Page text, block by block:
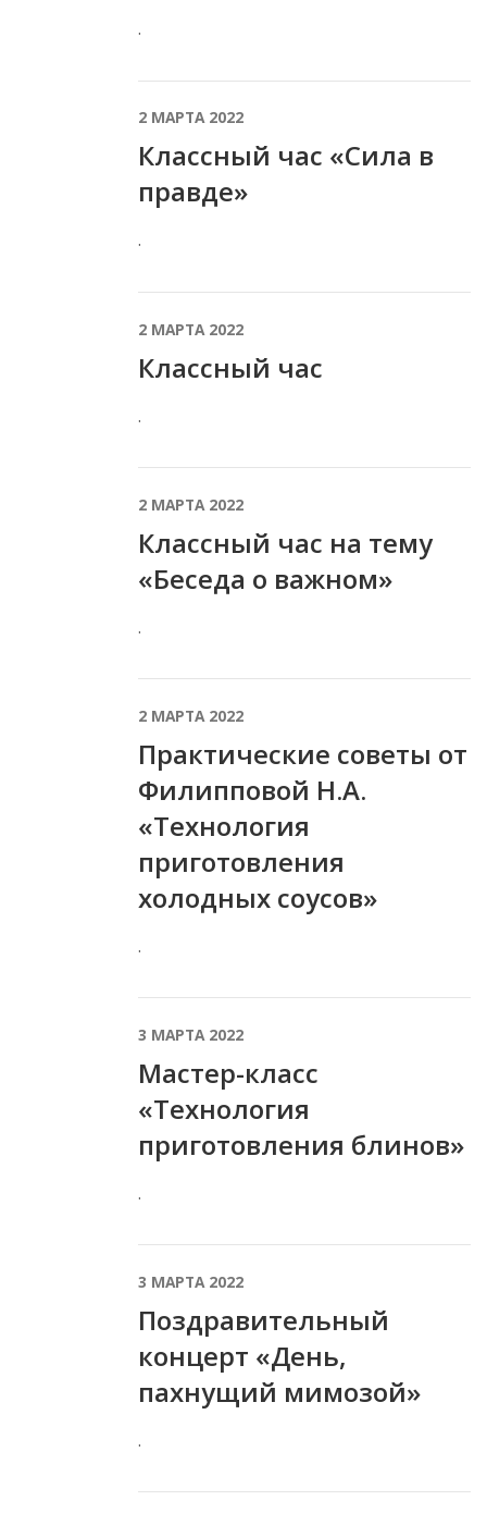
.
2 МАРТА 2022
Классный час «Сила в
правде»
.
2 МАРТА 2022
Классный час
.
2 МАРТА 2022
Классный час на тему
«Беседа о важном»
.
2 МАРТА 2022
Практические советы от
Филипповой Н.А.
«Технология
приготовления
холодных соусов»
.
3 МАРТА 2022
Мастер-класс
«Технология
приготовления блинов»
.
3 МАРТА 2022
Поздравительный
концерт «День,
пахнущий мимозой»
.